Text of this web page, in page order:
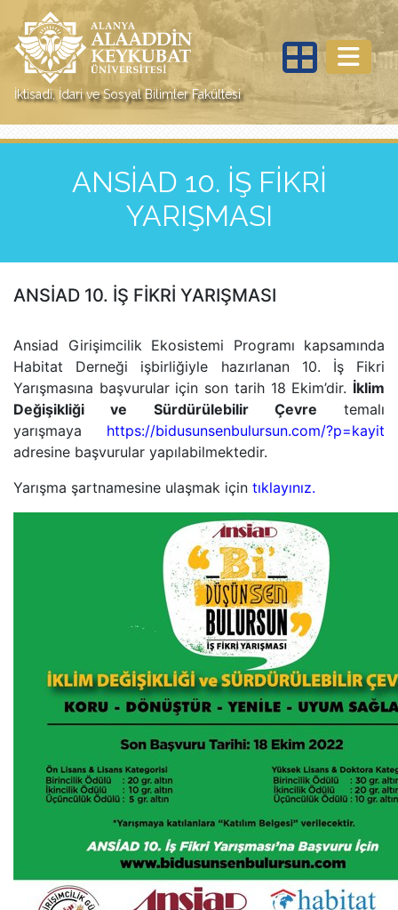
İktisadi, İdari ve Sosyal Bilimler Fakültesi
ANSİAD 10. İŞ FİKRİ
YARIŞMASI
ANSİAD 10. İŞ FİKRİ YARIŞMASI
Ansiad Girişimcilik Ekosistemi Programı kapsamında
Habitat Derneği işbirliğiyle hazırlanan
10. İş Fikri
Yarışmasına başvurular için son tarih 18 Ekim’dir. İklim
Değişikliği ve Sürdürülebilir Çevre temalı
yarışmaya https://bidusunsenbulursun.com/?p=kayit
adresine başvurular yapılabilmektedir.
Yarışma şartnamesine ulaşmak için tıklayınız.